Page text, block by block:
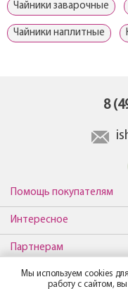
Чайники заварочные
Чайники наплитные
8
Помощь покупателям
Интересное
Партнерам
О компании
Мы используем cookies
работу с сайтом,